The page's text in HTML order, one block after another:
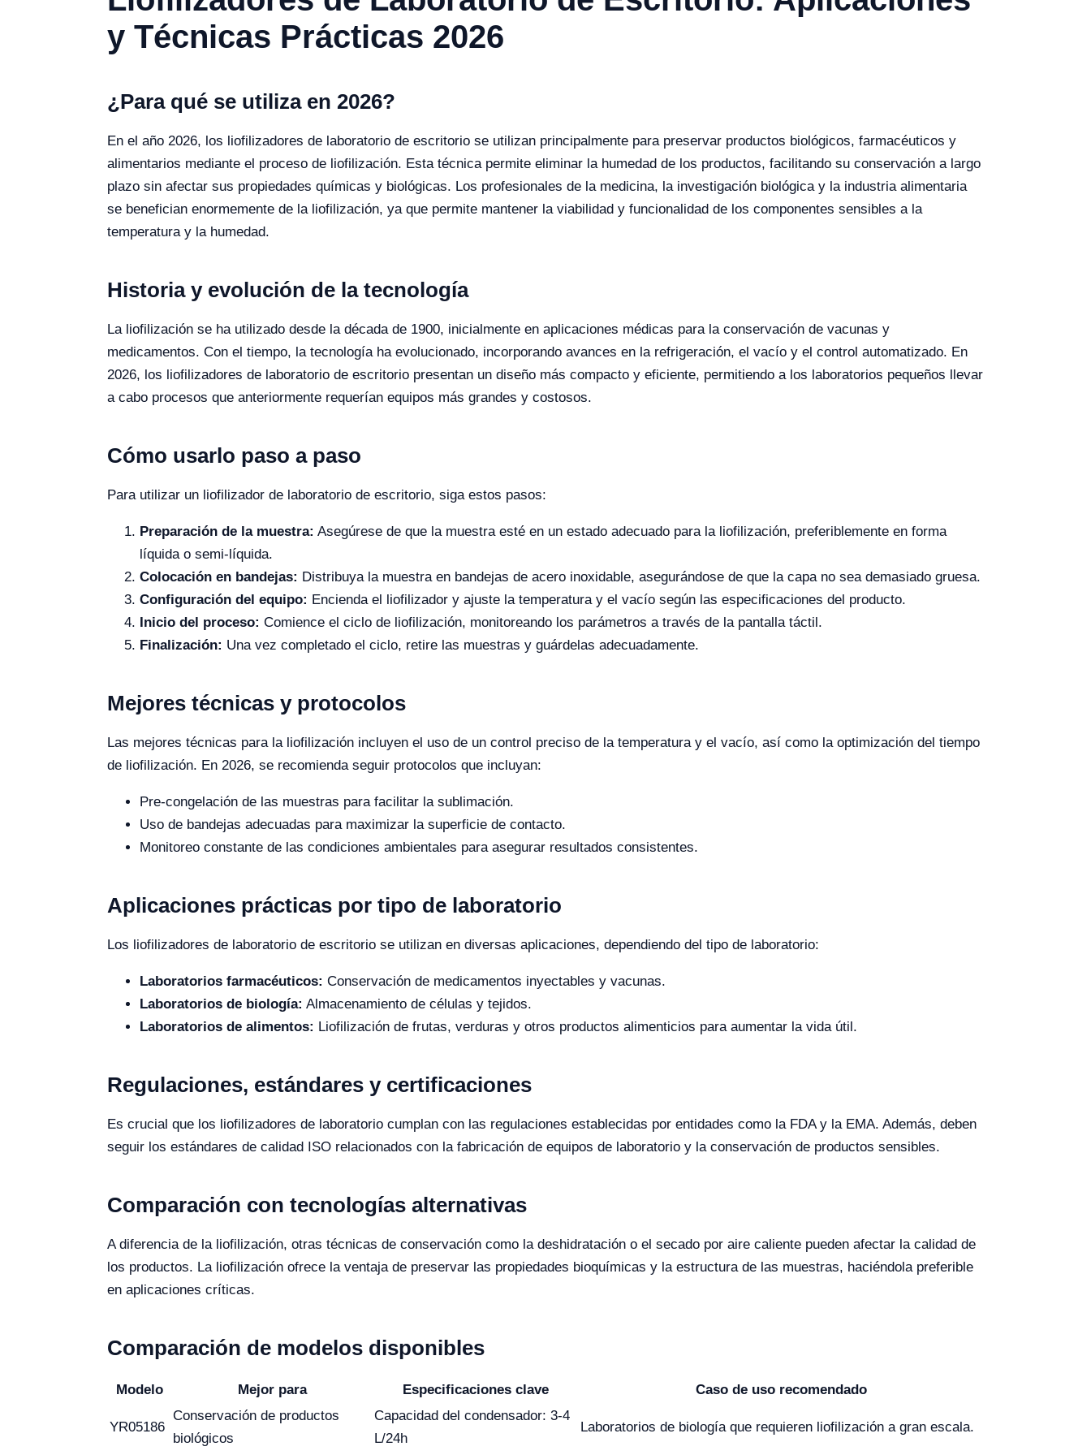
y Técnicas Prácticas 2026
¿Para qué se utiliza en 2026?
En el año 2026, los liofilizadores de laboratorio de escritorio se utilizan principalmente para preservar productos biológicos, farmacéuticos y
alimentarios mediante el proceso de liofilización. Esta técnica permite eliminar la humedad de los productos, facilitando su conservación a largo
plazo sin afectar sus propiedades químicas y biológicas. Los profesionales de la medicina, la investigación biológica y la industria alimentaria
se benefician enormemente de la liofilización, ya que permite mantener la viabilidad y funcionalidad de los componentes sensibles a la
temperatura y la humedad.
Historia y evolución de la tecnología
La liofilización se ha utilizado desde la década de 1900, inicialmente en aplicaciones médicas para la conservación de vacunas y
medicamentos. Con el tiempo, la tecnología ha evolucionado, incorporando avances en la refrigeración, el vacío y el control automatizado. En
2026, los liofilizadores de laboratorio de escritorio presentan un diseño más compacto y eficiente, permitiendo a los laboratorios pequeños llevar
a cabo procesos que anteriormente requerían equipos más grandes y costosos.
Cómo usarlo paso a paso
Para utilizar un liofilizador de laboratorio de escritorio, siga estos pasos:
Preparación de la muestra: Asegúrese de que la muestra esté en un estado adecuado para la liofilización, preferiblemente en forma
líquida o semi-líquida.
Colocación en bandejas: Distribuya la muestra en bandejas de acero inoxidable, asegurándose de que la capa no sea demasiado gruesa.
Configuración del equipo: Encienda el liofilizador y ajuste la temperatura y el vacío según las especificaciones del producto.
Inicio del proceso: Comience el ciclo de liofilización, monitoreando los parámetros a través de la pantalla táctil.
Finalización: Una vez completado el ciclo, retire las muestras y guárdelas adecuadamente.
Mejores técnicas y protocolos
Las mejores técnicas para la liofilización incluyen el uso de un control preciso de la temperatura y el vacío, así como la optimización del tiempo
de liofilización. En 2026, se recomienda seguir protocolos que incluyan:
Pre-congelación de las muestras para facilitar la sublimación.
Uso de bandejas adecuadas para maximizar la superficie de contacto.
Monitoreo constante de las condiciones ambientales para asegurar resultados consistentes.
Aplicaciones prácticas por tipo de laboratorio
Los liofilizadores de laboratorio de escritorio se utilizan en diversas aplicaciones, dependiendo del tipo de laboratorio:
Laboratorios farmacéuticos: Conservación de medicamentos inyectables y vacunas.
Laboratorios de biología: Almacenamiento de células y tejidos.
Laboratorios de alimentos: Liofilización de frutas, verduras y otros productos alimenticios para aumentar la vida útil.
Regulaciones, estándares y certificaciones
Es crucial que los liofilizadores de laboratorio cumplan con las regulaciones establecidas por entidades como la FDA y la EMA. Además, deben
seguir los estándares de calidad ISO relacionados con la fabricación de equipos de laboratorio y la conservación de productos sensibles.
Comparación con tecnologías alternativas
A diferencia de la liofilización, otras técnicas de conservación como la deshidratación o el secado por aire caliente pueden afectar la calidad de
los productos. La liofilización ofrece la ventaja de preservar las propiedades bioquímicas y la estructura de las muestras, haciéndola preferible
en aplicaciones críticas.
Comparación de modelos disponibles
Modelo Mejor para Especificaciones clave Caso de uso recomendado
YR05186
Conservación de productos
biológicos
Capacidad del condensador: 3-4
L/24h
Laboratorios de biología que requieren liofilización a gran escala.